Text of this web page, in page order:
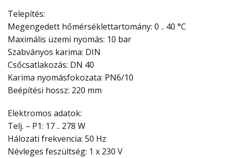
Telepítés:
Megengedett hőmérséklettartomány: 0 .. 40 °C
Maximális üzemi nyomás: 10 bar
Szabványos karima: DIN
Csőcsatlakozás: DN 40
Karima nyomásfokozata: PN6/10
Beépítési hossz: 220 mm
Elektromos adatok:
Telj. – P1: 17 .. 278 W
Hálozati frekvencia: 50 Hz
Névleges feszültség: 1 x 230 V